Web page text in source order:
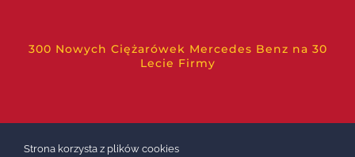
300 Nowych Ciężarówek Mercedes Benz na 30
Lecie Firmy
Strona korzysta z plików cookies